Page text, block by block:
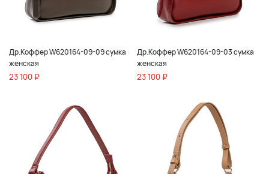
Др.Коффер W620164-09-09 сумка
женская
23 100 ₽
Др.Коффер W620164-09-03 сумка
женская
23 100 ₽